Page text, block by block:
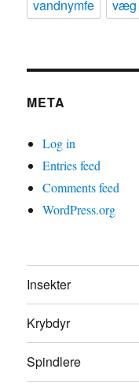
vandnymfe
væg
META
Log in
Entries feed
Comments feed
WordPress.org
Insekter
Krybdyr
Spindlere